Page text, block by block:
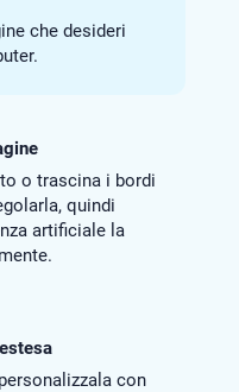
che desideri
o trascina i bordi
quindi
artificiale la
con